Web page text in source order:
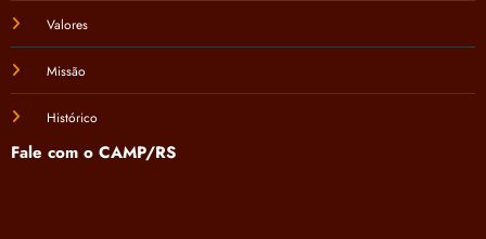
Valores
Missão
Histórico
Fale com o CAMP/RS